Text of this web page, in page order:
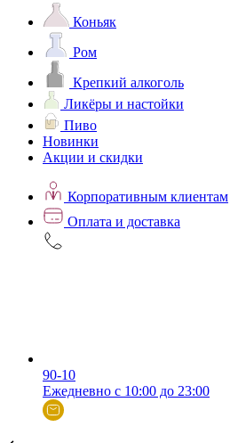
Коньяк
Ром
Крепкий алкоголь
Ликёры и настойки
Пиво
Новинки
Акции и скидки
Корпоративным клиентам
Оплата и доставка
90-10
Ежедневно с 10:00 до 23:00